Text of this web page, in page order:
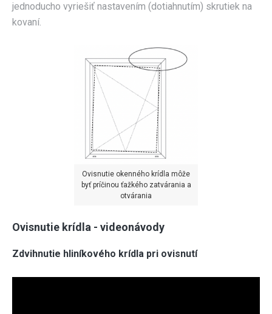
jednoducho vyriešiť nastavením (dotiahnutím) skrutiek na
kovaní.
Ovisnutie okenného krídla môže
byť príčinou ťažkého zatvárania a
otvárania
Ovisnutie krídla - videonávody
Zdvihnutie hliníkového krídla pri ovisnutí